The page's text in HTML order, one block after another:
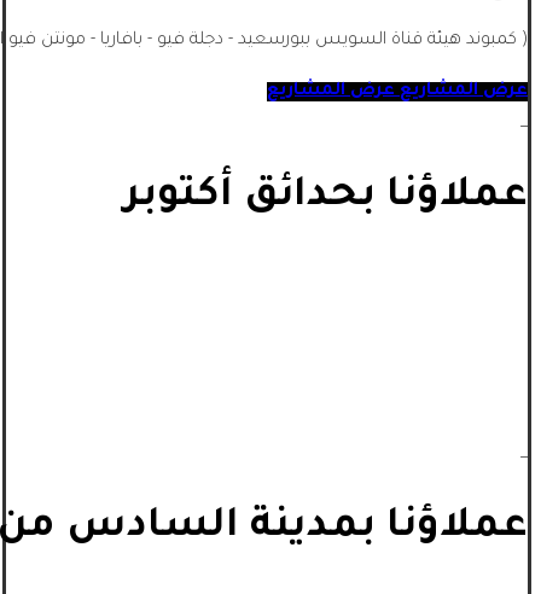
( كمبوند هيئة قناة السويس ببورسعيد - دجلة فيو - بافاريا - مونتن
عرض المشاريععرض المشاريع
_
عملاؤنا بحدائق أكتوبر
_
عملاؤنا بمدينة السادس من